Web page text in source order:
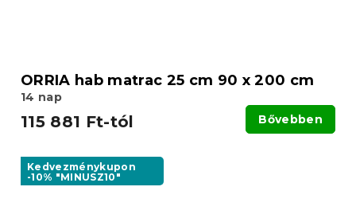
ORRIA hab matrac 25 cm 90 x 200 cm
14 nap
115 881 Ft-tól Bővebben
Kedvezménykupon
-10% "MINUSZ10"